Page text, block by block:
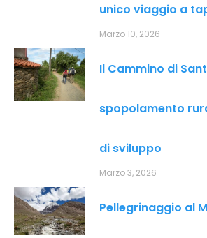
unico viaggio a
Marzo 10, 2026
Il Cammino di
spopolamento
di sviluppo
Marzo 3, 2026
Pellegrinaggio al